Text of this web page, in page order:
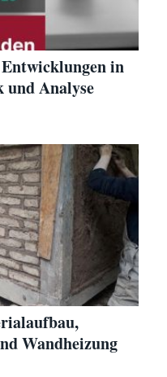
in
und Analyse
Wandheizung